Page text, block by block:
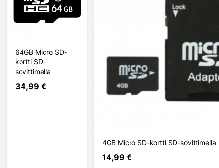
64GB Micro SD-
kortti SD-
sovittimella
34,99 €
4GB Micro SD-kortti SD-sovittimella
14,99 €